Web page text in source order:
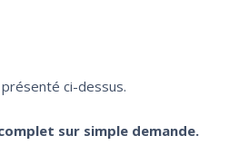
ci-dessus.
sur simple demande.